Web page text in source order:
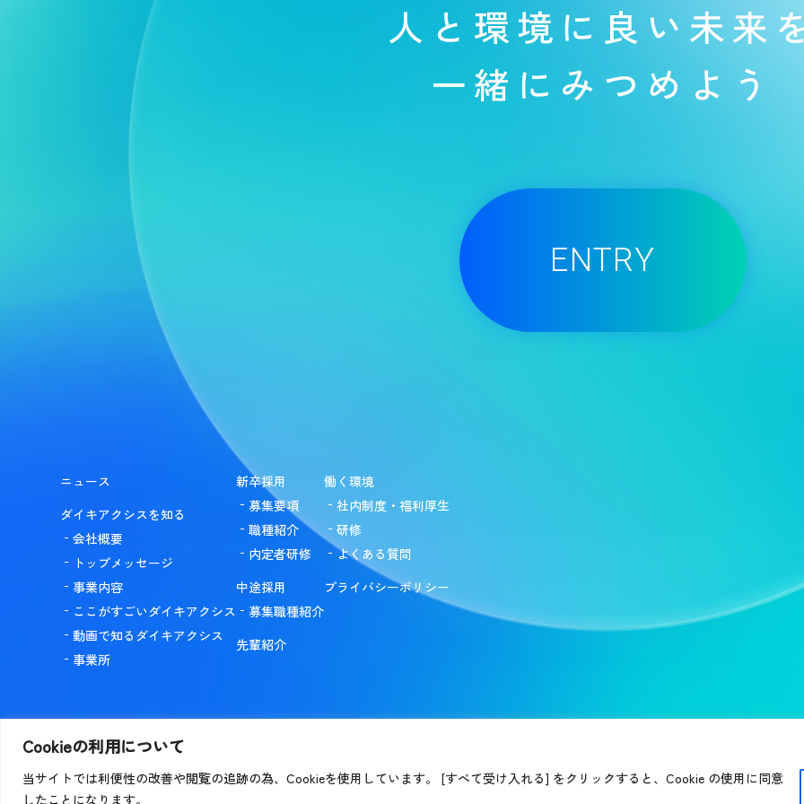
Cookieの利用について
当サイトでは利便性の改善や閲覧の追跡の為、Cookieを使用しています。 [すべて受け入れる] をクリックすると、Cookie の使用に同意
したことになります。
募集要項を探す キャリア採用 新卒採用
人と環境に良い未来
一緒にみつめよう
ENTRY
ニュース
ダイキアクシスを知る
会社概要
トップメッセージ
事業内容
ここがすごいダイキアクシス
動画で知るダイキアクシス
事業所
新卒採用
募集要項
職種紹介
内定者研修
中途採用
募集職種紹介
先輩紹介
働く環境
社内制度・福利厚生
研修
よくある質問
プライバシーポリシー